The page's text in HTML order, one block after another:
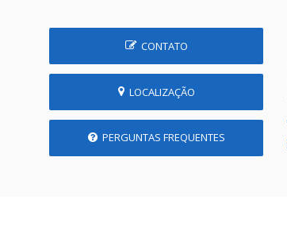
CONTATO
LOCALIZAÇÃO
PERGUNTAS FREQUENTES